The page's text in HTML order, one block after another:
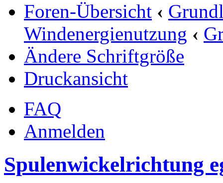
Foren-Übersicht ‹
Windenergienutzung ‹
Ändere Schriftgröße
Druckansicht
FAQ
Anmelden
Spulenwickelrichtung